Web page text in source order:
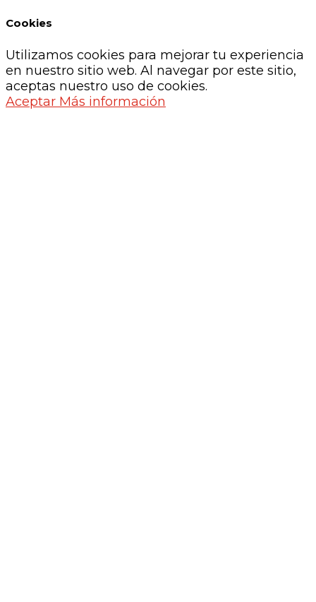
Cookies
Utilizamos cookies para mejorar tu experiencia
en nuestro sitio web. Al navegar por este sitio,
aceptas nuestro uso de cookies.
Aceptar Más información